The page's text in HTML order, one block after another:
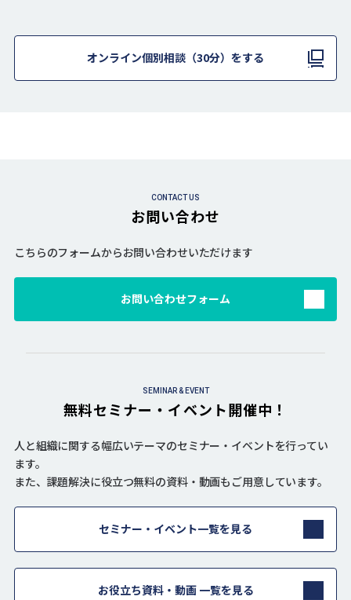
オンライン個別相談（30分）をする
CONTACT US
お問い合わせ
こちらのフォームからお問い合わせいただけます
お問い合わせフォーム
SEMINAR & EVENT
無料セミナー・イベント開催中！
人と組織に関する幅広いテーマのセミナー・イベントを行ってい
ます。
また、課題解決に役立つ無料の資料・動画もご用意しています。
セミナー・イベント一覧を見る
お役立ち資料・動画 一覧を見る